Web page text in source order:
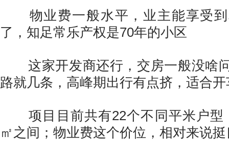
物业费一般水平，业主能享受到
了，知足常乐产权是70年的小区
这家开发商还行，交房一般没啥
路就几条，高峰期出行有点挤，适合
项目目前共有22个不同平米户型
㎡之间；物业费这个价位，相对来说